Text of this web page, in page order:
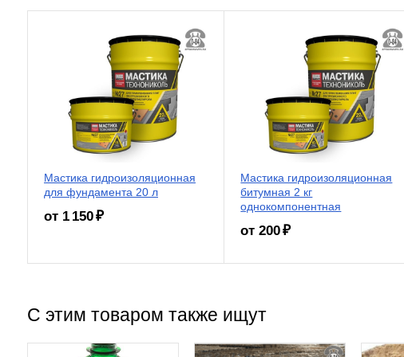
Мастика гидроизоляционная
для фундамента 20 л
от 1 150 ₽
Мастика гидроизоляционная
битумная 2 кг
однокомпонентная
от 200 ₽
С этим товаром также ищут